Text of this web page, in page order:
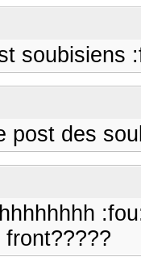
soubisiens
post des